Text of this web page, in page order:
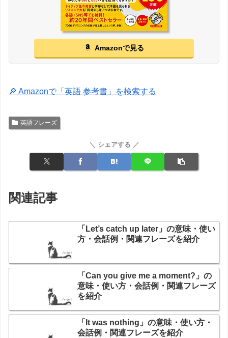
Amazonで見る
🔎 Amazonで「英語 参考書」を検索する
英語フレーズ
＼ シェアする ／
関連記事
「Let’s catch up later」の意味・使い
方・会話例・関連フレーズを紹介
「Can you give me a moment?」の
意味・使い方・会話例・関連フレーズ
を紹介
「It was nothing」の意味・使い方・
会話例・関連フレーズを紹介